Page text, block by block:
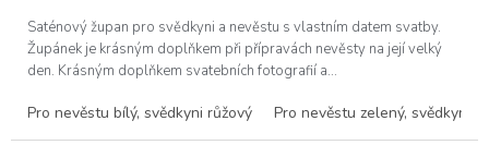
Saténový župan pro svědkyni a nevěstu s vlastním datem svatby.
Župánek je krásným doplňkem při přípravách nevěsty na její velký
den. Krásným doplňkem svatebních fotografií a...
Pro nevěstu bílý, svědkyni růžový Pro nevěstu zelený, svědkyni